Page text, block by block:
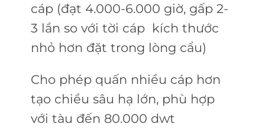
cáp (đạt 4.000-6.000 giờ, gấp 2-
3 lần so với tời cáp kích thước
nhỏ hơn đặt trong lòng cẩu)
Cho phép quấn nhiều cáp hơn
tạo chiều sâu hạ lớn, phù hợp
với tàu đến 80.000 dwt